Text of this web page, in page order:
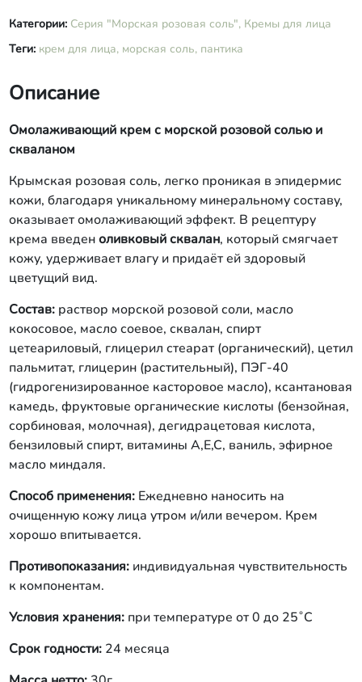
Категории: Серия "Морская розовая соль", Кремы для лица
Теги: крем для лица, морская соль, пантика
Описание
Омолаживающий крем с морской розовой солью и
скваланом
Крымская розовая соль, легко проникая в эпидермис
кожи, благодаря уникальному минеральному составу,
оказывает омолаживающий эффект. В рецептуру
крема введеноливковый сквалан, который смягчает
кожу, удерживает влагу и придаёт ей здоровый
цветущий вид.
Состав: раствор морской розовой соли, масло
кокосовое, масло соевое, сквалан, спирт
цетеариловый, глицерил стеарат (органический), цетил
пальмитат, глицерин (растительный), ПЭГ-40
(гидрогенизированное касторовое масло), ксантановая
камедь, фруктовые органические кислоты (бензойная,
сорбиновая, молочная), дегидрацетовая кислота,
бензиловый спирт, витамины А,Е,С, ваниль, эфирное
масло миндаля.
Способ применения:Ежедневно наносить на
очищенную кожу лица утром и/или вечером. Крем
хорошо впитывается.
Противопоказания:индивидуальная чувствительность
к компонентам.
Условия хранения:при температуре от 0 до 25˚С
Срок годности:24 месяца